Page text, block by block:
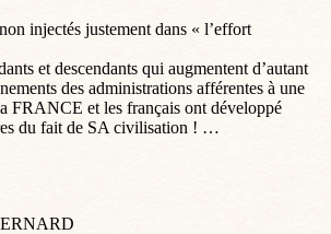
injectés justement dans « l’effort
et descendants qui augmentent d’autant
des administrations afférentes à une
FRANCE et les français ont développé
du fait de SA civilisation ! …